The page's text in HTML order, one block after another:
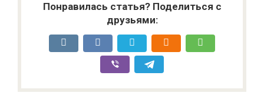
Понравилась статья? Поделиться с
друзьями: